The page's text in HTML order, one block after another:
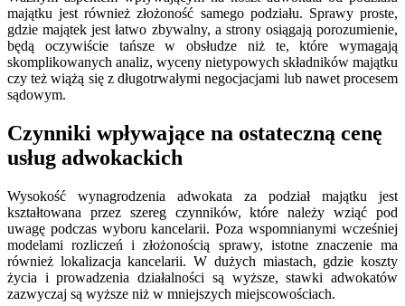
majątku jest również złożoność samego podziału. Sprawy proste,
gdzie majątek jest łatwo zbywalny, a strony osiągają porozumienie,
będą oczywiście tańsze w obsłudze niż te, które wymagają
skomplikowanych analiz, wyceny nietypowych składników majątku
czy też wiążą się z długotrwałymi negocjacjami lub nawet procesem
sądowym.
Czynniki wpływające na ostateczną cenę
usług adwokackich
Wysokość wynagrodzenia adwokata za podział majątku jest
kształtowana przez szereg czynników, które należy wziąć pod
uwagę podczas wyboru kancelarii. Poza wspomnianymi wcześniej
modelami rozliczeń i złożonością sprawy, istotne znaczenie ma
również lokalizacja kancelarii. W dużych miastach, gdzie koszty
życia i prowadzenia działalności są wyższe, stawki adwokatów
zazwyczaj są wyższe niż w mniejszych miejscowościach.